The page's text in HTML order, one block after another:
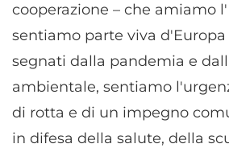
cooperazione – che amiamo
sentiamo parte viva
segnati dalla pandemia e
ambientale, sentiamo
di rotta e di un impegno
in difesa della salute, della